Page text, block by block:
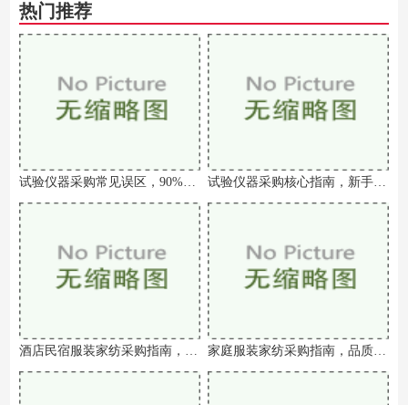
热门推荐
试验仪器采购常见误区，90%的采购人员都踩过，看完少走弯路 试验仪器采购核心指南，新手也能避开陷阱，选对设备不踩坑
酒店民宿服装家纺采购指南，兼顾品质、颜值与性价比，提升宾客体验 家庭服装家纺采购指南，品质优先、实用适配，打造舒适宜居家居环境